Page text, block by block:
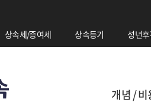
상속세/증여세 상속등기 성년
개념 / 비